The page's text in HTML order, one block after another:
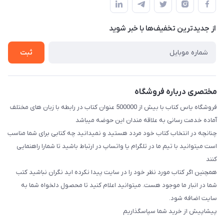
قبلی با شماره ۰۹۳۷۱۷۴۲۴۲۳ امکان پذیر است)
لیست محصولات
درباره ما
حریم خصوصی
راهنما
از جدید‌ترین تخفیف‌ها با‌ خبر شوید
ثبت
مختصری درباره فروشگاه
فروشگاه یاس کتاب با بیش از 500000 عنوان کتاب در رابطه با زبان های مختلف
آماده خدمت رسانی به علاقه مندان این حوضه میباشد
چنانچه در انتخاب کتاب خود مردد هستید و نمیدانید چه کتابی برای شما مناسب
است میتوانید با تیم ما در تلگرام یا واتساپ در ارتباط باشید تا شما‌را راهنمایی
کنند
همچنین اگر کتاب مورد نظر خود را در سایت پیدا نکرده اید نگران نباشید کتب
شما در انبار ما موجود هست. میتوانید اعلام کنید تا محصول دلخواه شما به
سایت اضافه شود.
پیشاپیش از خرید شما سپاسگذاریم